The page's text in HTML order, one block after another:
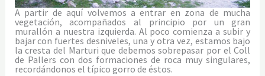
A partir de aquí volvemos a entrar en zona de mucha
vegetación, acompañados al principio por un gran
murallón a nuestra izquierda. Al poco comienza a subir y
bajar con fuertes desniveles, una y otra vez, estamos bajo
la cresta del Marturi que debemos sobrepasar por el Coll
de Pallers con dos formaciones de roca muy singulares,
recordándonos el típico gorro de éstos.